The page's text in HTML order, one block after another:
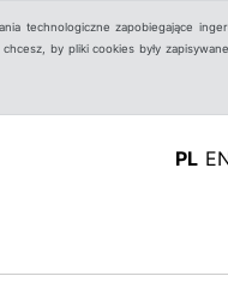
technologiczne zapobiegające
by pliki cookies były
PL